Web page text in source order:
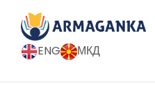
ENG МКД